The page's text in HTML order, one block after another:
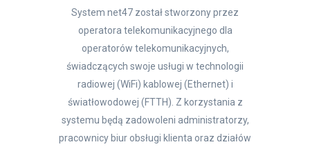
System net47 został stworzony przez
operatora telekomunikacyjnego dla
operatorów telekomunikacyjnych,
świadczących swoje usługi w technologii
radiowej (WiFi) kablowej (Ethernet) i
światłowodowej (FTTH). Z korzystania z
systemu będą zadowoleni administratorzy,
pracownicy biur obsługi klienta oraz działów